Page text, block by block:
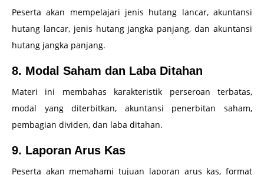
Peserta akan mempelajari jenis hutang lancar, akuntansi
hutang lancar, jenis hutang jangka panjang, dan akuntansi
hutang jangka panjang.
8. Modal Saham dan Laba Ditahan
Materi ini membahas karakteristik perseroan terbatas,
modal yang diterbitkan, akuntansi penerbitan saham,
pembagian dividen, dan laba ditahan.
9. Laporan Arus Kas
Peserta akan memahami tujuan laporan arus kas, format